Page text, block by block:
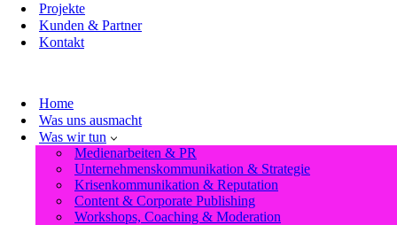
Projekte
Kunden & Partner
Kontakt
Home
Was uns ausmacht
Was wir tun
Medienarbeiten & PR
Unternehmenskommunikation & Strategie
Krisenkommunikation & Reputation
Content & Corporate Publishing
Workshops, Coaching & Moderation